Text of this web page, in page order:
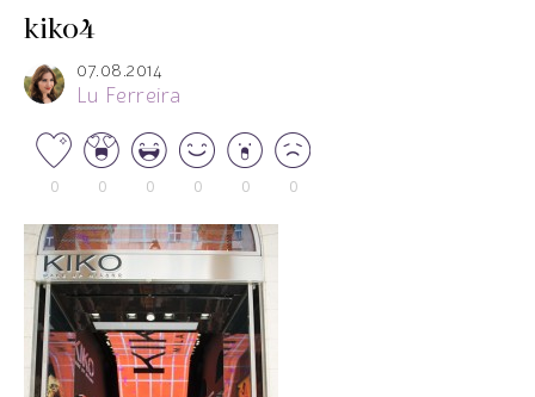
kiko4
07.08.2014
Lu Ferreira
0 0 0 0 0 0